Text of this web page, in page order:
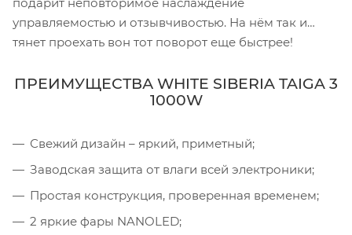
управляемостью и отзывчивостью. На нём так и
тянет проехать вон тот поворот еще быстрее!
ПРЕИМУЩЕСТВА WHITE SIBERIA TAIGA 3
1000W
Свежий дизайн – яркий, приметный;
Заводская защита от влаги всей электроники;
Простая конструкция, проверенная временем;
2 яркие фары NANOLED;